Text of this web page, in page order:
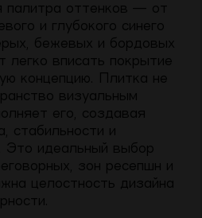
палитра оттенков — от
и глубокого синего
бежевых и бордовых
вписать покрытие
концепцию. Плитка не
визуальным
его, создавая
стабильности и
Это идеальный выбор
зон ресепшн и
целостность дизайна